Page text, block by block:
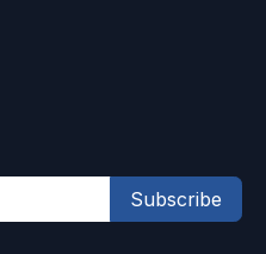
Subscribe